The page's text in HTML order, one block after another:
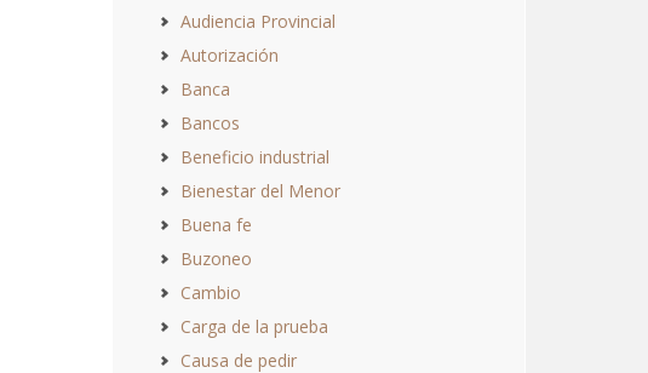
Audiencia Provincial
Autorización
Banca
Bancos
Beneficio industrial
Bienestar del Menor
Buena fe
Buzoneo
Cambio
Carga de la prueba
Causa de pedir